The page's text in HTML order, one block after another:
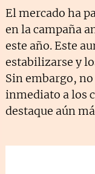
El mercado ha
en la campaña
este año. Este
estabilizarse y
Sin embargo, no
inmediato a los
destaque aún